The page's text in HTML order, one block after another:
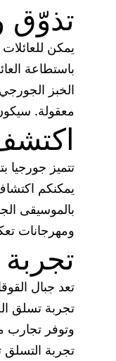
تذوّق
يمكن
باستطاعة
الخبز
معقولة.
تتميز جورجيا
يمكنكم
بالموسيقى
ومهرجانات
تعد جبال
تجربة تسلق
وتوفر تجارب
تجربة التسلق